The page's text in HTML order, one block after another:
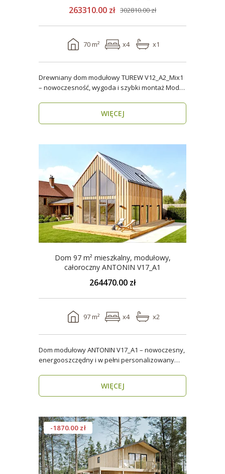
263310.00 zł 302810.00 zł
70 m² x4 x1
Drewniany dom modułowy TUREW V12_A2_Mix1
– nowoczesność, wygoda i szybki montaż Model
WIĘCEJ
Dom 97 m² mieszkalny, modułowy,
całoroczny ANTONIN V17_A1
264470.00 zł
97 m² x4 x2
Dom modułowy ANTONIN V17_A1 – nowoczesny,
energooszczędny i w pełni personalizowany
WIĘCEJ
-1870.00 zł